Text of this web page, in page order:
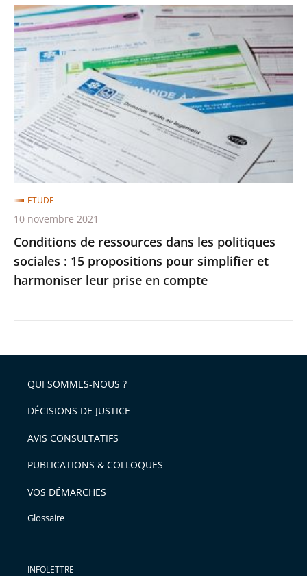
après
avant
Conditions
de
ressources
dans
les
politiques
sociales
:
15
propositions
pour
simplifier
et
harmoniser
leur
Conditions de ressources dans les politiques
sociales : 15 propositions pour simplifier et
harmoniser leur prise en compte
ETUDE
10 novembre 2021
QUI SOMMES-NOUS ?
DÉCISIONS DE JUSTICE
AVIS CONSULTATIFS
PUBLICATIONS & COLLOQUES
VOS DÉMARCHES
Glossaire
INFOLETTRE